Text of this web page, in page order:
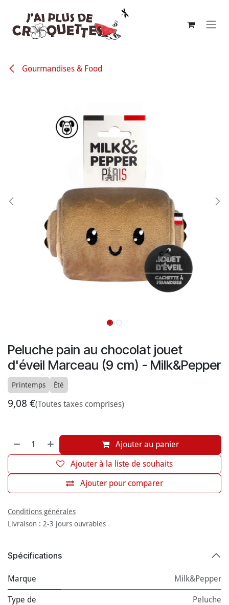
Gourmandises & Food
Peluche pain au chocolat jouet
d'éveil Marceau (9 cm) - Milk&Pepper
Printemps Été
9,08 €(Toutes taxes comprises)
Ajouter au panier
Ajouter pour comparer
Ajouter à la liste de souhaits
Conditions générales
Livraison : 2-3 jours ouvrables
Spécifications
Marque Milk&Pepper
Type de
Peluche